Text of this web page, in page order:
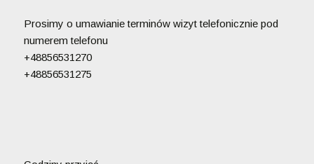
Prosimy o umawianie terminów wizyt telefonicznie pod
numerem telefonu
+48856531270
+48856531275